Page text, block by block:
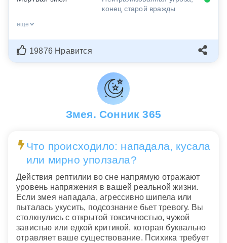
конец старой вражды
еще
19876 Нравится
Змея. Сонник 365
Что происходило: нападала, кусала
или мирно уползала?
Действия рептилии во сне напрямую отражают
уровень напряжения в вашей реальной жизни.
Если змея нападала, агрессивно шипела или
пыталась укусить, подсознание бьет тревогу. Вы
столкнулись с открытой токсичностью, чужой
завистью или едкой критикой, которая буквально
отравляет ваше существование. Психика требует